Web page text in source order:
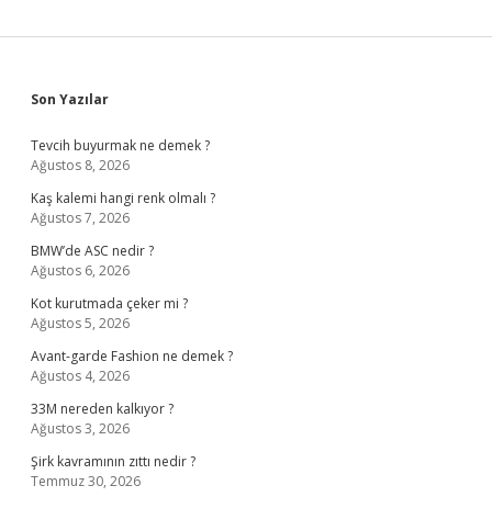
Sidebar
Son Yazılar
Tevcih buyurmak ne demek ?
Ağustos 8, 2026
Kaş kalemi hangi renk olmalı ?
Ağustos 7, 2026
BMW’de ASC nedir ?
Ağustos 6, 2026
Kot kurutmada çeker mi ?
Ağustos 5, 2026
Avant-garde Fashion ne demek ?
Ağustos 4, 2026
33M nereden kalkıyor ?
Ağustos 3, 2026
Şirk kavramının zıttı nedir ?
Temmuz 30, 2026